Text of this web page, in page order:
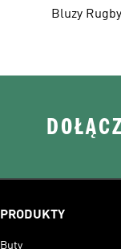
Bluzy Rugby
PRODUKTY
Buty